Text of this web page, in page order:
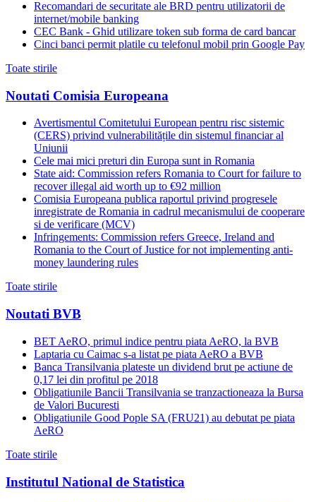
Recomandari de securitate ale BRD pentru utilizatorii de
internet/mobile banking
CEC Bank - Ghid utilizare token sub forma de card bancar
Cinci banci permit platile cu telefonul mobil prin Google Pay
Toate stirile
Noutati Comisia Europeana
Avertismentul Comitetului European pentru risc sistemic
(CERS) privind vulnerabilitățile din sistemul financiar al
Uniunii
Cele mai mici preturi din Europa sunt in Romania
State aid: Commission refers Romania to Court for failure to
recover illegal aid worth up to €92 million
Comisia Europeana publica raportul privind progresele
inregistrate de Romania in cadrul mecanismului de cooperare
si de verificare (MCV)
Infringements: Commission refers Greece, Ireland and
Romania to the Court of Justice for not implementing anti-
money laundering rules
Toate stirile
Noutati BVB
BET AeRO, primul indice pentru piata AeRO, la BVB
Laptaria cu Caimac s-a listat pe piata AeRO a BVB
Banca Transilvania plateste un dividend brut pe actiune de
0,17 lei din profitul pe 2018
Obligatiunile Bancii Transilvania se tranzactioneaza la Bursa
de Valori Bucuresti
Obligatiunile Good Pople SA (FRU21) au debutat pe piata
AeRO
Toate stirile
Institutul National de Statistica